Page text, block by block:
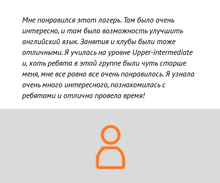
Мне понравился этот лагерь. Там было очень
интересно, и там была возможность улучшить
английский язык. Занятия и клубы были тоже
отличными. Я училась на уровне Upper-intermediate
и, хоть ребята в этой группе были чуть старше
меня, мне все равно все очень понравилось. Я узнала
очень много интересного, познакомилась с
ребятами и отлично провела время!